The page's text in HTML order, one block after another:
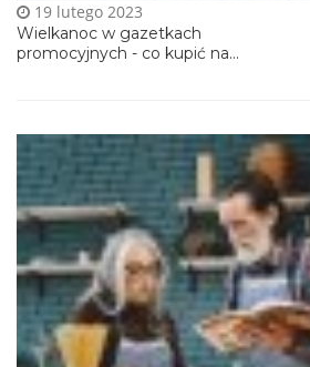
Wielkanoc w gazetkach
promocyjnych - co kupić na...
19 lutego 2023